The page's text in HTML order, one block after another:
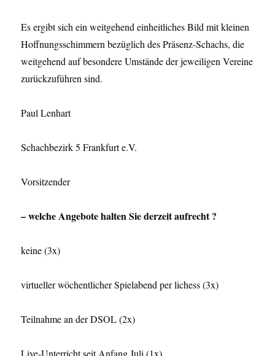
Es ergibt sich ein weitgehend einheitliches Bild mit kleinen
Hoffnungsschimmern bezüglich des Präsenz-Schachs, die
weitgehend auf besondere Umstände der jeweiligen Vereine
zurückzuführen sind.
Paul Lenhart
Schachbezirk 5 Frankfurt e.V.
Vorsitzender
– welche Angebote halten Sie derzeit aufrecht ?
keine (3x)
virtueller wöchentlicher Spielabend per lichess (3x)
Teilnahme an der DSOL (2x)
Live-Unterricht seit Anfang Juli (1x)